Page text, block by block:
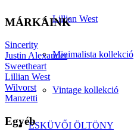
Lillian West
Minimalista kollekció
Vintage kollekció
ESKÜVŐI ÖLTÖNY
MÁRKÁINK
Sincerity
Justin Alexander
Sweetheart
Lillian West
Wilvorst
Manzetti
Egyéb